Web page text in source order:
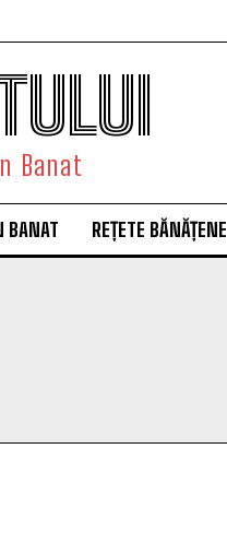
Banat
BANAT REȚETE BĂNĂȚENE